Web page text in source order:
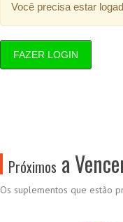
Você precisa estar
FAZER LOGIN
Próximos a
Os suplementos que estão